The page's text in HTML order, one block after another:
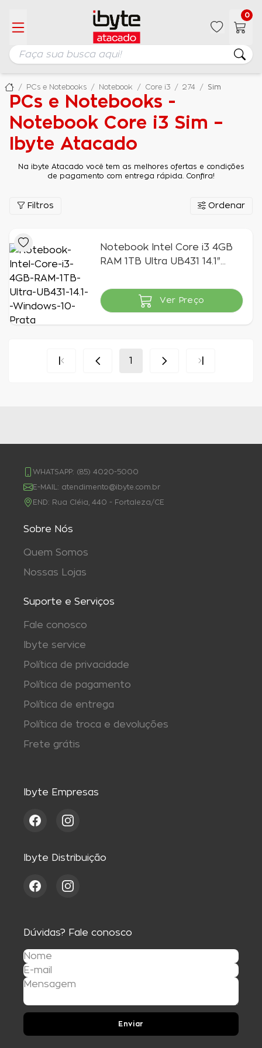
0
PCs e Notebooks Notebook Core i3 274 Sim
PCs e Notebooks -
Notebook Core i3 Sim –
Ibyte Atacado
Na ibyte Atacado você tem as melhores ofertas e condições
de pagamento com entrega rápida. Confira!
Filtros Ordenar
Notebook Intel Core i3 4GB
RAM 1TB Ultra UB431 14.1"
Indisponível
Ver Preço
1
WHATSAPP: (85) 4020-5000
E-MAIL: atendimento@ibyte.com.br
END: Rua Cléia, 440 - Fortaleza/CE
Sobre Nós
Quem Somos
Nossas Lojas
Suporte e Serviços
Fale conosco
Ibyte service
Política de privacidade
Política de pagamento
Política de entrega
Política de troca e devoluções
Frete grátis
Ibyte Empresas
Ibyte Distribuição
Dúvidas? Fale conosco
Enviar